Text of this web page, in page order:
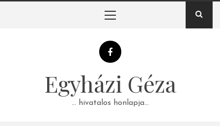
Egyházi Géza
… hivatalos honlapja…